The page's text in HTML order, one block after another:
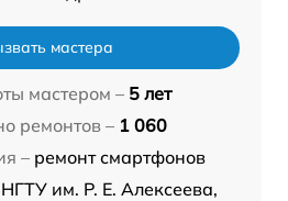
мастера
мастером – 5 лет
ремонтов – 1 060
– ремонт смартфонов
НГТУ им. Р. Е. Алексеева,